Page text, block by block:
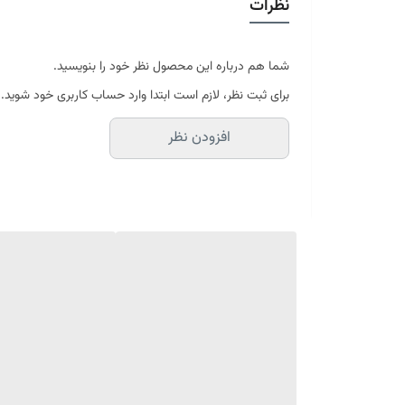
موجود در سایز بندی : 4 ، 6 ، 9 ، 12 متری ( قابل سفارش در ابعاد دلخواه-سایز غیر استاندارد)
ابعاد 6 متری : 200*300 سانتیمتر
ابعاد 9 متری : 250*350 سانتیمتر
ابعاد 12 متری : 300*400 سانتیمتر
ارسال کالای خواب متین تا کمتر از 30 روز کاری آینده
نظرات
شما هم درباره این محصول نظر خود را بنویسید.
برای ثبت نظر، لازم است ابتدا وارد حساب کاربری خود شوید.
افزودن نظر